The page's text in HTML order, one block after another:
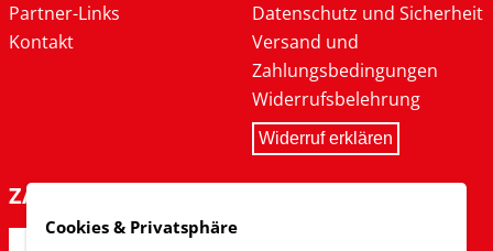
Partner-Links
Kontakt
Datenschutz und Sicherheit
Versand und
Zahlungsbedingungen
Widerrufsbelehrung
Widerruf erklären
ZAHLARTEN
Cookies & Privatsphäre